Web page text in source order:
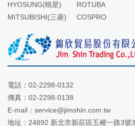
HYOSUNG(曉星)
MITSUBISHI(三菱)
ROTUBA
COSPRO
電話： 02-2298-0132
傳真：02-2298-0138
E-mail： service@jimshin.com.tw
地址： 24892 新北市新莊區五權一路3號